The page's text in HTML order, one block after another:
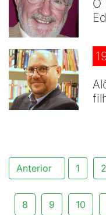
O
Anterior 1 2
8 9 10